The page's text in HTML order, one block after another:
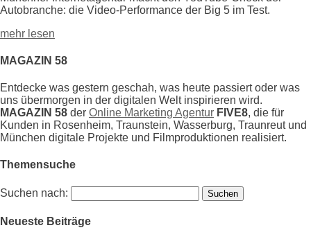
Autobranche: die Video-Performance der Big 5 im Test.
mehr lesen
MAGAZIN 58
Entdecke was gestern geschah, was heute passiert oder was
uns übermorgen in der digitalen Welt inspirieren wird.
MAGAZIN 58 der Online Marketing Agentur FIVE8, die für
Kunden in Rosenheim, Traunstein, Wasserburg, Traunreut und
München digitale Projekte und Filmproduktionen realisiert.
Themensuche
Suchen nach:
Neueste Beiträge